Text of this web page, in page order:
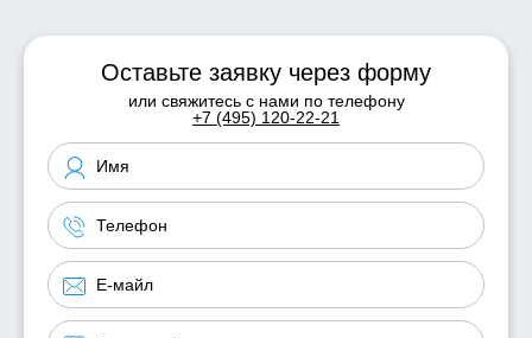
Оставьте заявку через форму
или свяжитесь с нами по телефону
+7 (495) 120-22-21